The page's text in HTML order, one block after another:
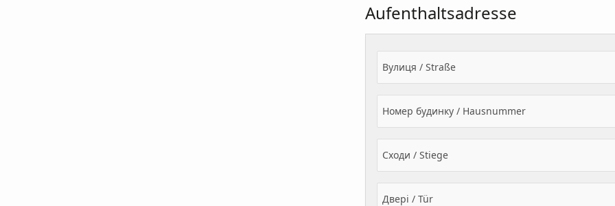
Aufenthaltsadresse
Вулиця / Straße
Номер будинку / Hausnummer
Сходи / Stiege
Двері / Tür